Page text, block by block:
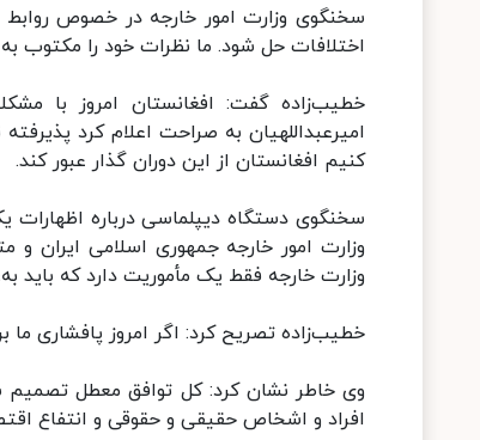
سخنگوی وزارت امور خارجه در خصوص روابط
اختلافات حل شود. ما نظرات خود را مکتوب
خطیب‌زاده گفت: افغانستان امروز با
امیرعبداللهیان به صراحت اعلام کرد
کنیم افغانستان از این دوران گذار عبور کند.
سخنگوی دستگاه دیپلماسی درباره
وزارت امور خارجه جمهوری اسلامی ایران
وزارت خارجه فقط یک مأموریت دارد که باید
خطیب‌زاده تصریح کرد: اگر امروز پافشاری ما
وی خاطر نشان کرد: کل توافق معطل
افراد و اشخاص حقیقی و حقوقی و انتفاع